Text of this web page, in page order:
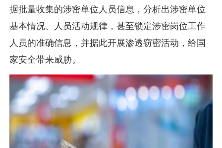
据批量收集的涉密单位人员信息，分析出涉密单位
基本情况、人员活动规律，甚至锁定涉密岗位工作
人员的准确信息，并据此开展渗透窃密活动，给国
家安全带来威胁。